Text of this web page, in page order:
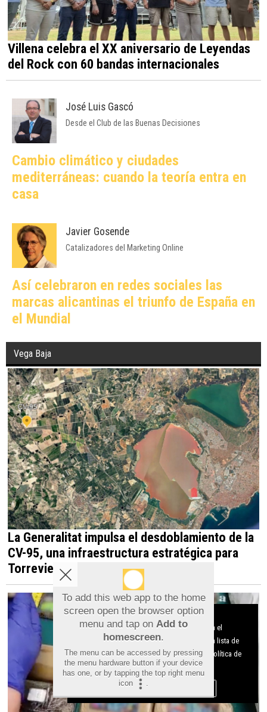
Villena celebra el XX aniversario de Leyendas
del Rock con 60 bandas internacionales
José Luis Gascó
Desde el Club de las Buenas Decisiones
Cambio climático y ciudades
mediterráneas: cuando la teoría entra en
casa
Javier Gosende
Catalizadores del Marketing Online
Así celebraron en redes sociales las
marcas alicantinas el triunfo de España en
el Mundial
Vega Baja
La Generalitat impulsa el desdoblamiento de la
CV-95, una infraestructura estratégica para
Torrevieja y la Vega Baja
To add this web app to the home
screen open the browser option
menu and tap on Add to
homescreen.
The menu can be accessed by pressing
the menu hardware button if your device
has one, or by tapping the top right menu
icon
.
Aviso sobre el Uso de cookies:
Utilizamos cookies nuestras y de terceros para el
funcionamiento del digital. Puedes consultar la lista de
cookies y como desconectarlas. Ver nuestra Política de
Privacidad y Cookies
Aceptar Cookies